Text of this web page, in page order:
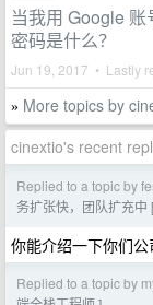
当我用 Google
密码是什么？
Jun 19, 2017 • Lastly
» More topics by
cinextio's recent
Replied to a topic by
务扩张快，团队扩充中
你能介绍一下你们公
Replied to a topic by